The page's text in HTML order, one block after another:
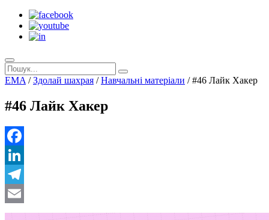
EMA /Здолай шахрая /Навчальнi матерiали /#46 Лайк Хакер
#46 Лайк Хакер
Facebook
LinkedIn
Telegram
Email